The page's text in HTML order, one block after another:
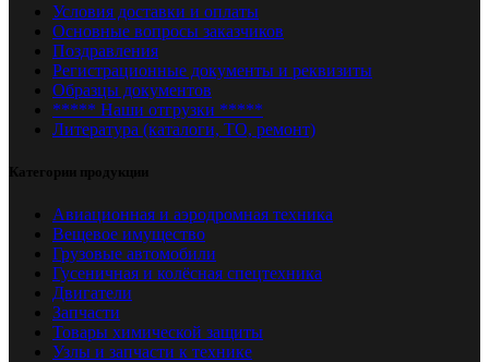
Условия доставки и оплаты
Основные вопросы заказчиков
Поздравления
Регистрационные документы и реквизиты
Образцы документов
***** Наши отгрузки *****
Литература (каталоги, ТО, ремонт)
Категории продукции
Авиационная и аэродромная техника
Вещевое имущество
Грузовые автомобили
Гусеничная и колёсная спецтехника
Двигатели
Запчасти
Товары химической защиты
Узлы и запчасти к технике